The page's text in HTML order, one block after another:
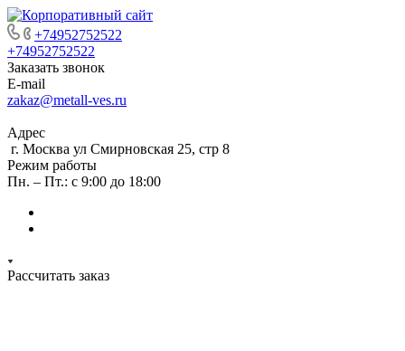
+74952752522
+74952752522
Заказать звонок
E-mail
zakaz@metall-ves.ru
Адрес
г. Москва ул Смирновская 25, стр 8
Режим работы
Пн. – Пт.: с 9:00 до 18:00
Рассчитать заказ